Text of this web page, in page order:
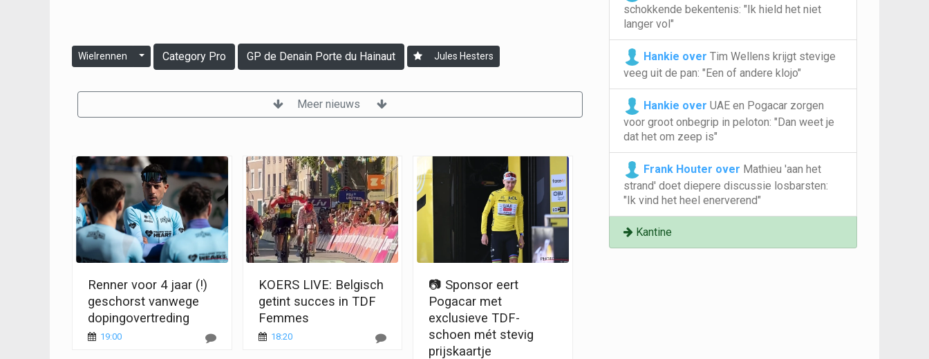
Wielrennen Category Pro GP de Denain Porte du Hainaut Jules Hesters
Meer nieuws
Renner voor 4 jaar (!)
geschorst vanwege
dopingovertreding
19:00
KOERS LIVE: Belgisch
getint succes in TDF
Femmes
18:20
📷 Sponsor eert
Pogacar met
exclusieve TDF-
schoen mét stevig
prijskaartje
schokkende bekentenis: "Ik hield het niet
langer vol"
Hankie over Tim Wellens krijgt stevige
veeg uit de pan: "Een of andere klojo"
Hankie over UAE en Pogacar zorgen
voor groot onbegrip in peloton: "Dan weet je
dat het om zeep is"
Frank Houter over Mathieu 'aan het
strand' doet diepere discussie losbarsten:
"Ik vind het heel enerverend"
Kantine